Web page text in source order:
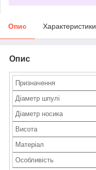
Опис Характеристики
Опис
Призначення
Діаметр шпулі
Діаметр носика
Висота
Матеріал
Особливість